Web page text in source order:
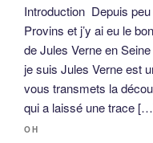
Introduction Depuis
Provins et j’y ai eu le
de Jules Verne en
je suis Jules Verne est
vous transmets la
qui a laissé une trace
OH